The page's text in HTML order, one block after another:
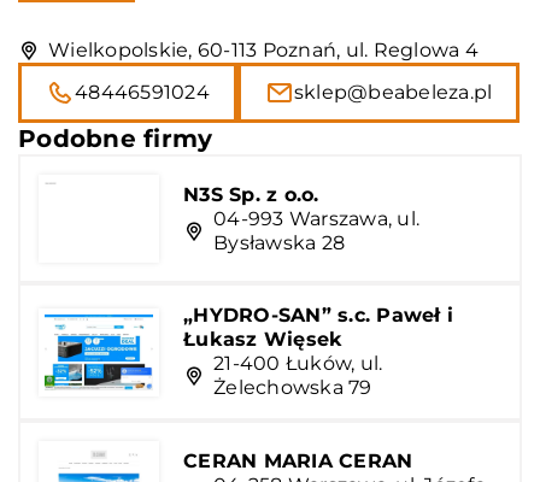
Wielkopolskie, 60-113 Poznań, ul. Reglowa 4
48446591024
sklep@beabeleza.pl
Podobne firmy
N3S Sp. z o.o.
04-993 Warszawa, ul.
Bysławska 28
„HYDRO-SAN” s.c. Paweł i
Łukasz Więsek
21-400 Łuków, ul.
Żelechowska 79
CERAN MARIA CERAN